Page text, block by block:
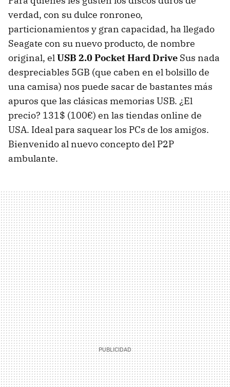
verdad, con su dulce ronroneo,
particionamientos y gran capacidad, ha llegado
Seagate con su nuevo producto, de nombre
original, elUSB 2.0 Pocket Hard Drive Sus nada
despreciables 5GB (que caben en el bolsillo de
una camisa) nos puede sacar de bastantes más
apuros que las clásicas memorias USB. ¿El
precio? 131$ (100€) en las tiendas online de
USA. Ideal para saquear los PCs de los amigos.
Bienvenido al nuevo concepto del P2P
ambulante.